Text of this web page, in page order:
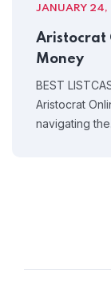
JANUARY
Aristocrat
Money
BEST
Aristocrat
navigating